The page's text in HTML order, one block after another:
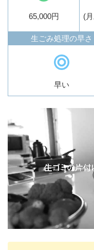
65,000円
(
生ごみ処理の早さ
早い